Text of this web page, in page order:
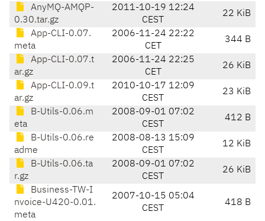
AnyMQ-AMQP-
0.30.tar.gz
2011-10-19 12:24
CEST
22 KiB
App-CLI-0.07.
meta
2006-11-24 22:22
CET
344 B
App-CLI-0.07.t
ar.gz
2006-11-24 22:25
CET
26 KiB
App-CLI-0.09.t
ar.gz
2010-10-17 12:09
CEST
23 KiB
B-Utils-0.06.m
eta
2008-09-01 07:02
CEST
412 B
B-Utils-0.06.re
adme
2008-08-13 15:09
CEST
12 KiB
B-Utils-0.06.ta
r.gz
2008-09-01 07:02
CEST
26 KiB
Business-TW-I
nvoice-U420-0.01.
meta
2007-10-15 05:04
CEST
418 B